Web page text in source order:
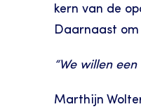
kern van de
Daarnaast
“We willen
Marthijn